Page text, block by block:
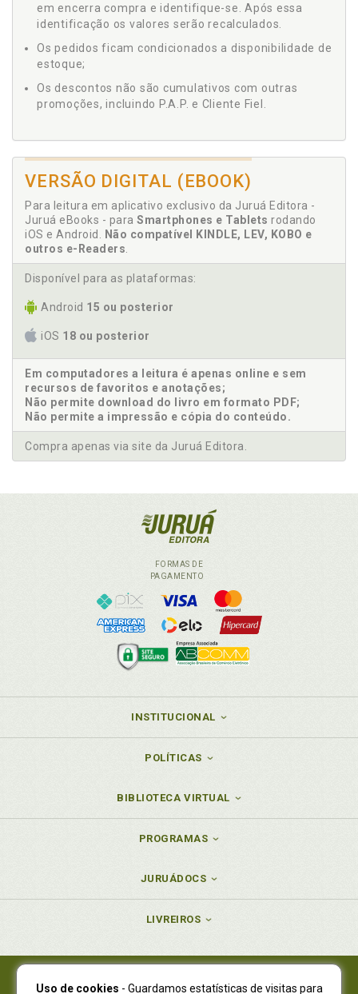
em encerra compra e identifique-se. Após essa
identificação os valores serão recalculados.
Os pedidos ficam condicionados a disponibilidade de
estoque;
Os descontos não são cumulativos com outras
promoções, incluindo P.A.P. e Cliente Fiel.
VERSÃO DIGITAL (EBOOK)
Para leitura em aplicativo exclusivo da Juruá Editora -
Juruá eBooks - para Smartphones e Tablets rodando
iOS e Android.
Não compatível KINDLE, LEV, KOBO e
outros e-Readers
Disponível para as plataformas:
Android 15 ou posterior
iOS 18 ou posterior
Em computadores a leitura é apenas online e sem
recursos de favoritos e anotações;
Não permite download do livro em formato PDF;
Não permite a impressão e cópia do conteúdo.
Compra apenas via site da Juruá Editora.
FORMAS DE
PAGAMENTO
INSTITUCIONAL
POLÍTICAS
BIBLIOTECA VIRTUAL
PROGRAMAS
JURUÁDOCS
LIVREIROS
Uso de cookies - Guardamos estatísticas de visitas para